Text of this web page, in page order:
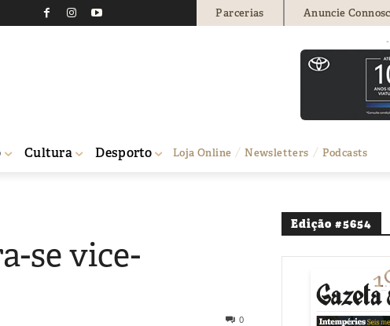
Parcerias Anuncie
Cultura Desporto Loja Online Newsletters Podcasts
se vice-
0
Edição #5654